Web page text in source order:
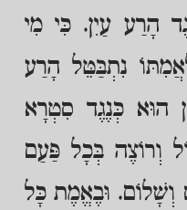
הָרַע עַיִן. כִּי מִי
נִתְבַּטֵּל הָרַע
הוּא כְּנֶגֶד סִטְרָא
וְרוֹצֶה בְּכָל פַּעַם
וּבֶאֱמֶת כָּל